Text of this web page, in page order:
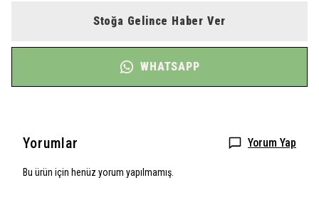
Stoğa Gelince Haber Ver
WHATSAPP
Yorumlar Yorum Yap
Bu ürün için henüz yorum yapılmamış.